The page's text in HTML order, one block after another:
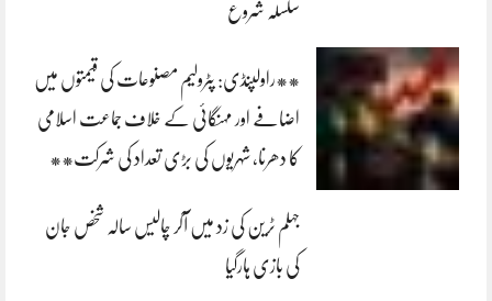
سلسلہ شروع
**راولپنڈی: پٹرولیم مصنوعات کی قیمتوں میں
اضافے اور مہنگائی کے خلاف جماعت اسلامی
کا دھرنا، شہریوں کی بڑی تعداد کی شرکت**
جہلم ٹرین کی زد میں آکر چالیس سالہ شخص جان
کی بازی ہارگیا